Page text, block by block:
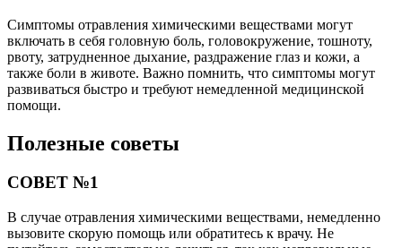
Симптомы отравления химическими веществами могут
включать в себя головную боль, головокружение, тошноту,
рвоту, затрудненное дыхание, раздражение глаз и кожи, а
также боли в животе. Важно помнить, что симптомы могут
развиваться быстро и требуют немедленной медицинской
помощи.
Полезные советы
СОВЕТ №1
В случае отравления химическими веществами, немедленно
вызовите скорую помощь или обратитесь к врачу. Не